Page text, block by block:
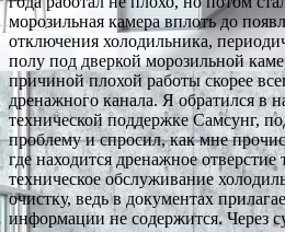
морозильная камера вплоть до
отключения холодильника,
полу под дверкой морозильной
причиной плохой работы скорее
дренажного канала. Я обратился в
технической поддержке Самсунг,
проблему и спросил, как мне
где находится дренажное отверстие
техническое обслуживание
очистку, ведь в документах
информации не содержится. Через